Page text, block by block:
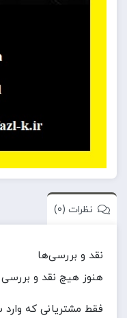
نظرات (0)
نقد و بررسی‌ها
هنوز هیچ نقد و بررسی
فقط مشتریانی که